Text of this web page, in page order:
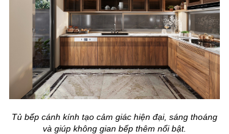
Tủ bếp cánh kính tạo cảm giác hiện đại, sáng thoáng
và giúp không gian bếp thêm nổi bật.